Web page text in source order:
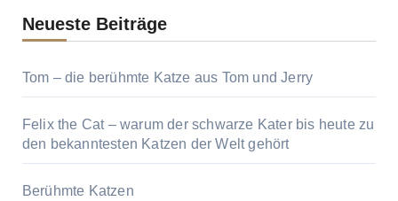
Neueste Beiträge
Tom – die berühmte Katze aus Tom und Jerry
Felix the Cat – warum der schwarze Kater bis heute zu
den bekanntesten Katzen der Welt gehört
Berühmte Katzen